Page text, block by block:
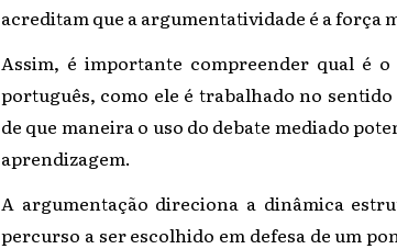
acreditam que a argumentatividade é a força
Assim, é importante compreender qual é
português, como ele é trabalhado no
de que maneira o uso do debate mediado
aprendizagem.
A argumentação direciona a dinâmica
percurso a ser escolhido em defesa de um